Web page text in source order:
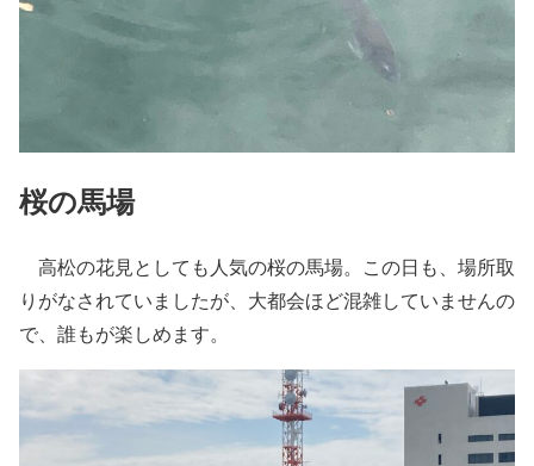
桜の馬場
高松の花見としても人気の桜の馬場。この日も、場所取
りがなされていましたが、大都会ほど混雑していませんの
で、誰もが楽しめます。